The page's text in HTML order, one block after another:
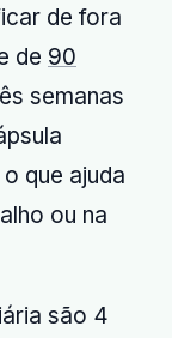
de fora
de 90
semanas
que ajuda
ou na
são 4